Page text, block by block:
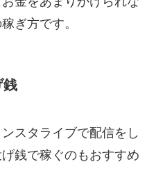
ぎ方です。
銭
スタライブで配信をし
銭で稼ぐのもおすすめ